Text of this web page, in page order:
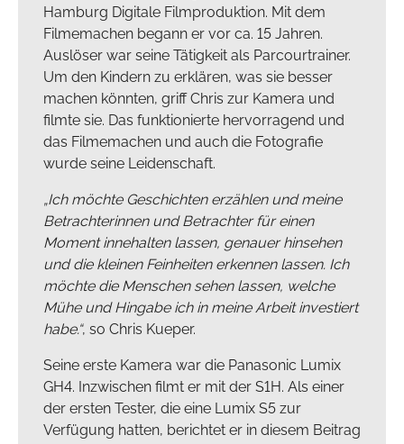
Hamburg Digitale Filmproduktion. Mit dem
Filmemachen begann er vor ca. 15 Jahren.
Auslöser war seine Tätigkeit als Parcourtrainer.
Um den Kindern zu erklären, was sie besser
machen könnten, griff Chris zur Kamera und
filmte sie. Das funktionierte hervorragend und
das Filmemachen und auch die Fotografie
wurde seine Leidenschaft.
„Ich möchte Geschichten erzählen und meine
Betrachterinnen und Betrachter für einen
Moment innehalten lassen, genauer hinsehen
und die kleinen Feinheiten erkennen lassen. Ich
möchte die Menschen sehen lassen, welche
Mühe und Hingabe ich in meine Arbeit investiert
habe.“, so Chris Kueper.
Seine erste Kamera war die Panasonic Lumix
GH4. Inzwischen filmt er mit der S1H. Als einer
der ersten Tester, die eine Lumix S5 zur
Verfügung hatten, berichtet er in diesem Beitrag